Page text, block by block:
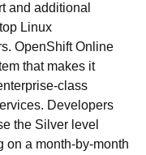
and additional
Linux
OpenShift Online
that makes it
class
Developers
the Silver level
on a month-by-month